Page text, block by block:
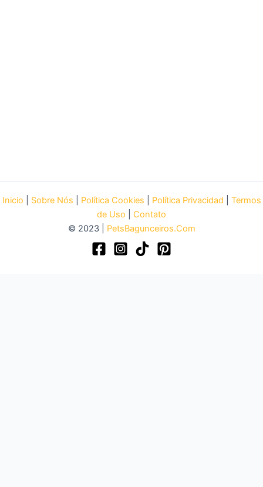
Inicio Sobre Nós Política Cookies Política Privacidad
Termos
de Uso
Contato
© 2023 | PetsBagunceiros.Com